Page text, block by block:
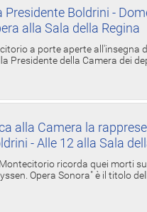
Boldrini -
alla Sala della Regina
a porte aperte all'insegna
Presidente della Camera dei
alla Camera la
- Alle 12 alla Sala
ricorda quei morti
Opera Sonora" è il titolo